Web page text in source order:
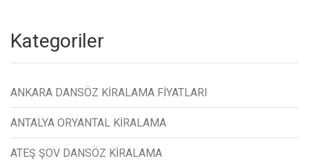
Kategoriler
ANKARA DANSÖZ KİRALAMA FİYATLARI
ANTALYA ORYANTAL KİRALAMA
ATEŞ ŞOV DANSÖZ KİRALAMA